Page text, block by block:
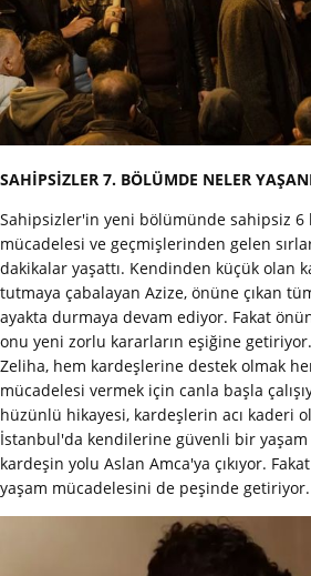
SAHİPSİZLER 7. BÖLÜMDE NELER
Sahipsizler'in yeni bölümünde sahipsiz 6
mücadelesi ve geçmişlerinden gelen
dakikalar yaşattı. Kendinden küçük olan
tutmaya çabalayan Azize, önüne çıkan
ayakta durmaya devam ediyor. Fakat
onu yeni zorlu kararların eşiğine
Zeliha, hem kardeşlerine destek olmak
mücadelesi vermek için canla başla
hüzünlü hikayesi, kardeşlerin acı kaderi
İstanbul'da kendilerine güvenli bir yaşam
kardeşin yolu Aslan Amca'ya çıkıyor.
yaşam mücadelesini de peşinde getiriyor.